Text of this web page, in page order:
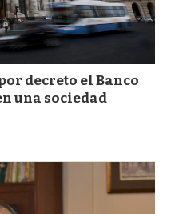
decreto el Banco
una sociedad